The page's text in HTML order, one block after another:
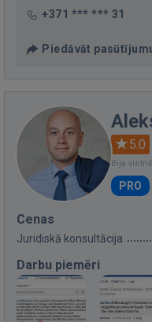
+371 *** *** 31
Piedāvāt
5.0
Bija
PRO
Cenas
Juridiskā konsultācija
Darbu piemēri